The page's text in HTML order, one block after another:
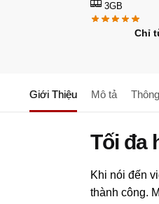
3GB
Chỉ
Giới Thiệu Mô tả
Tối đa
Khi nói đến
thành công.